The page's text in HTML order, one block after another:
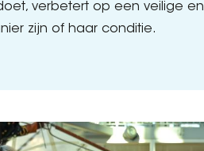
verbetert op een veilige en
zijn of haar conditie.